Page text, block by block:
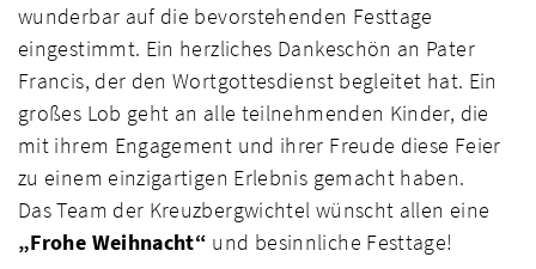
wunderbar auf die bevorstehenden Festtage
eingestimmt. Ein herzliches Dankeschön an Pater
Francis, der den Wortgottesdienst begleitet hat. Ein
großes Lob geht an alle teilnehmenden Kinder, die
mit ihrem Engagement und ihrer Freude diese Feier
zu einem einzigartigen Erlebnis gemacht haben.
Das Team der Kreuzbergwichtel wünscht allen eine
„Frohe Weihnacht“ und besinnliche Festtage!